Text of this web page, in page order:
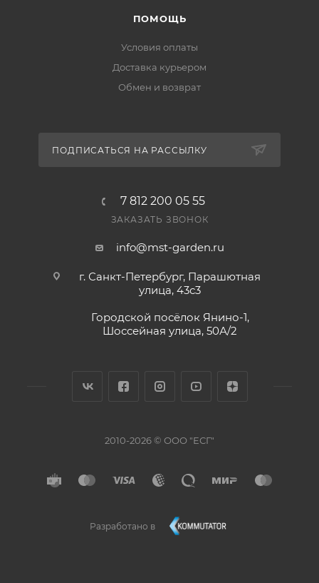
ПОМОЩЬ
Условия оплаты
Доставка курьером
Обмен и возврат
ПОДПИСАТЬСЯ НА РАССЫЛКУ
7 812 200 05 55
ЗАКАЗАТЬ ЗВОНОК
info@mst-garden.ru
г. Санкт-Петербург, Парашютная
улица, 43с3
Городской посёлок Янино-1,
Шоссейная улица, 50А/2
2010-2026 © ООО "ЕСГ"
Разработано в